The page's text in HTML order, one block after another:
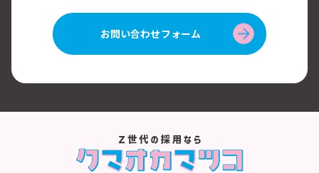
お問い合わせフォーム